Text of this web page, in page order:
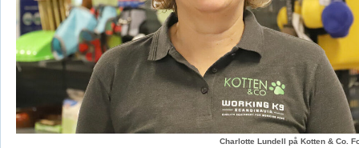
Charlotte Lundell på Kotten & Co.